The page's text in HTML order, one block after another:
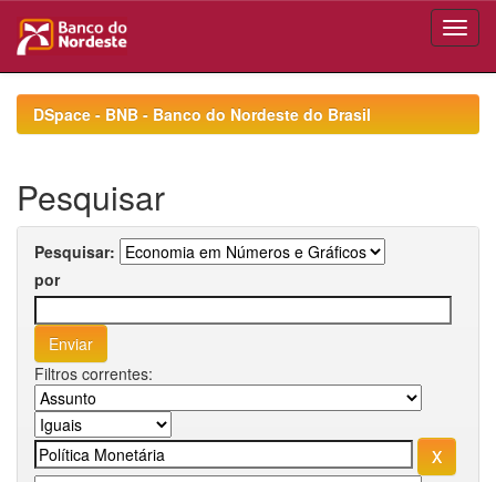
navigationDSpace - BNB - Banco do Nordeste do Brasil
Pesquisar
Pesquisar:
por
Filtros correntes: